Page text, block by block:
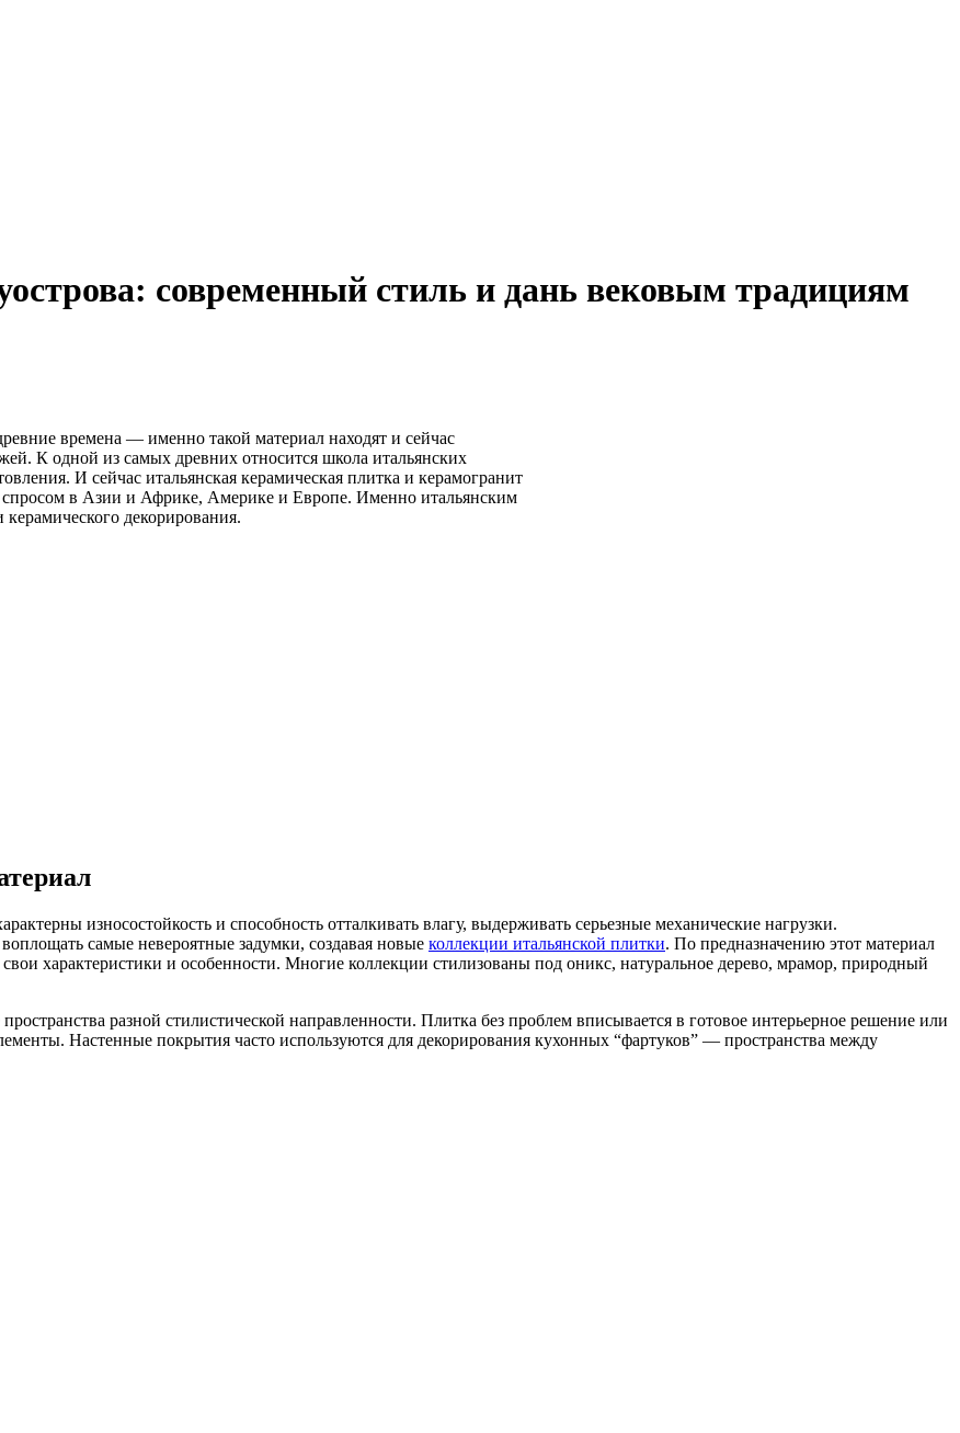
современный стиль и дань вековым традициям
времена — именно такой материал находят и сейчас
К одной из самых древних относится школа итальянских
И сейчас итальянская керамическая плитка и керамогранит
спросом в Азии и Африке, Америке и Европе. Именно итальянским
декорирования.
износостойкость и способность отталкивать влагу, выдерживать серьезные механические нагрузки.
самые невероятные задумки, создавая новые коллекции итальянской плитки. По предназначению этот материал
характеристики и особенности. Многие коллекции стилизованы под оникс, натуральное дерево, мрамор, природный
разной стилистической направленности. Плитка без проблем вписывается в готовое интерьерное решение или
Настенные покрытия часто используются для декорирования кухонных “фартуков” — пространства между